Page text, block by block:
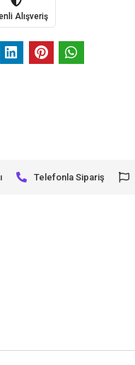
Alışveriş
Telefonla Sipariş